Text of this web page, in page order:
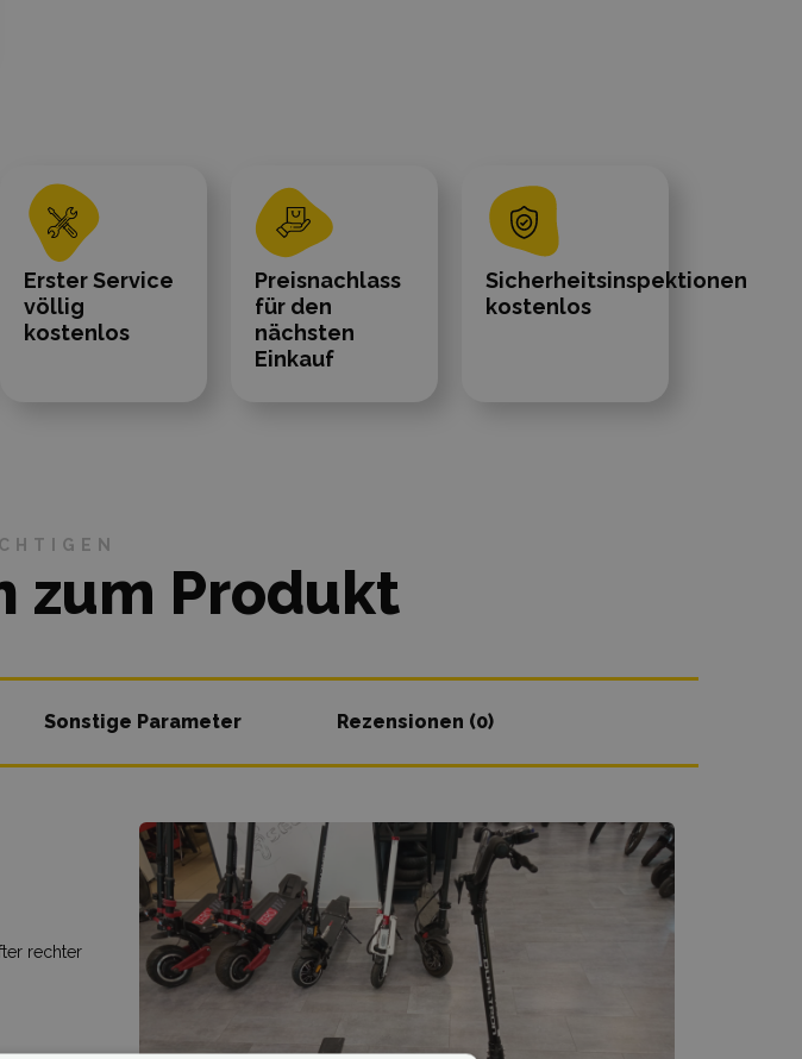
Erster Service
völlig
kostenlos
Preisnachlass
für den
nächsten
Einkauf
Sicherheitsinspektionen
kostenlos
zum Produkt
Sonstige Parameter Rezensionen (0)
rechter